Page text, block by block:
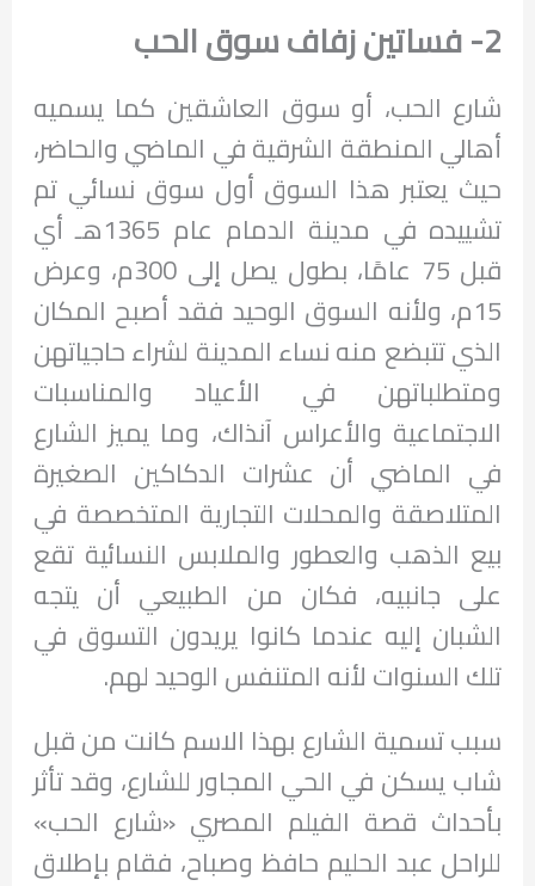
2- فساتين زفاف سوق الحب
شارع الحب، أو سوق العاشقين كما يسميه
أهالي المنطقة الشرقية في الماضي والحاضر،
حيث يعتبر هذا السوق أول سوق نسائي تم
تشييده في مدينة الدمام عام 1365هـ أي
قبل 75 عامًا، بطول يصل إلى 300م، وعرض
15م، ولأنه السوق الوحيد فقد أصبح المكان
الذي تتبضع منه نساء المدينة لشراء حاجياتهن
ومتطلباتهن في الأعياد والمناسبات
الاجتماعية والأعراس آنذاك، وما يميز الشارع
في الماضي أن عشرات الدكاكين الصغيرة
المتلاصقة والمحلات التجارية المتخصصة في
بيع الذهب والعطور والملابس النسائية تقع
على جانبيه، فكان من الطبيعي أن يتجه
الشبان إليه عندما كانوا يريدون التسوق في
تلك السنوات لأنه المتنفس الوحيد لهم.
سبب تسمية الشارع بهذا الاسم كانت من قبل
شاب يسكن في الحي المجاور للشارع، وقد تأثر
بأحداث قصة الفيلم المصري «شارع الحب»
للراحل عبد الحليم حافظ وصباح، فقام بإطلاق